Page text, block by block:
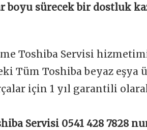
boyu sürecek bir dostluk
Toshiba Servisi
Tüm Toshiba beyaz
için 1 yıl garantili
Servisi 0541 428 7828